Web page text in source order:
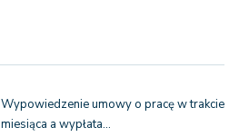
Wypowiedzenie umowy o pracę w trakcie
miesiąca a wypłata…